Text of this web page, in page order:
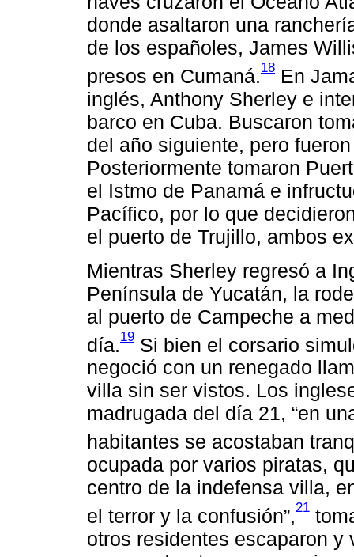
donde asaltaron una
de los españoles, James
presos en Cumaná.18 En
inglés, Anthony Sherley e
barco en Cuba. Buscaron
del año siguiente, pero
Posteriormente tomaron
el Istmo de Panamá e
Pacífico, por lo que
el puerto de Trujillo, ambos
Mientras Sherley regresó a
Península de Yucatán, la
al puerto de Campeche a
día.19 Si bien el corsario
negoció con un renegado
villa sin ser vistos. Los
madrugada del día 21, “en
habitantes se acostaban
ocupada por varios piratas,
centro de la indefensa villa,
el terror y la confusión”,21
otros residentes escaparon